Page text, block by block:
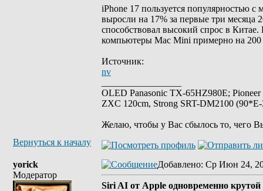
iPhone 17 пользуется популярностью
выросли на 17% за первые три месяца
способствовал высокий спрос в
компьютеры Mac Mini примерно на 200
Источник:
nv
OLED Panasonic TX-65HZ980E;
ZXC 120cm, Strong SRT-DM2100
Желаю, чтобы у Вас сбылось то, чего
Вернуться к началу
yorick
Модератор
Добавлено: Ср Июн 24,
Siri AI от Apple одновременно крутой